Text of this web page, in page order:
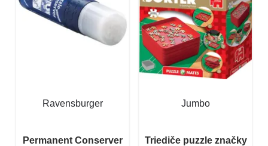
Ravensburger
Permanent Conserver
Jumbo
Triediče puzzle značky